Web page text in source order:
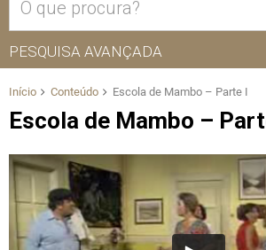
PESQUISA AVANÇADA
Início Conteúdo Escola de Mambo – Parte I
Escola de Mambo –